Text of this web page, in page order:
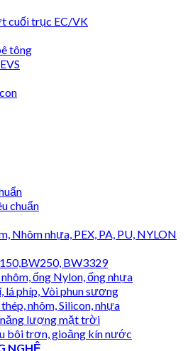
cuối trục EC/VK
tông
chuẩn
Nhôm nhựa, PEX, PA, PU, NYLON
BW3329
ống Nylon, ống nhựa
lá phíp, Vòi phun sương
nhôm, Silicon, nhựa
năng lượng mặt trời
bôi trơn, gioăng kín nước
NGHỆ